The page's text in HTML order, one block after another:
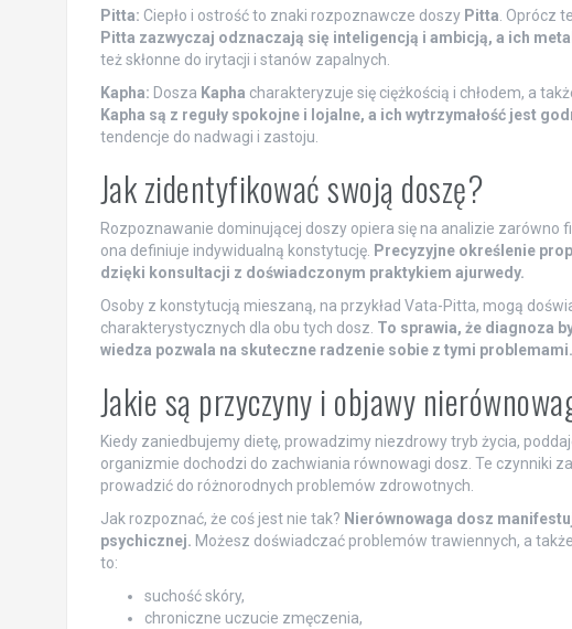
Pitta: Ciepło i ostrość to znaki rozpoznawcze doszy Pitta. Oprócz
Pitta zazwyczaj odznaczają się inteligencją i ambicją, a ich
też skłonne do irytacji i stanów zapalnych.
Kapha: Dosza Kapha charakteryzuje się ciężkością i chłodem, a
Kapha są z reguły spokojne i lojalne, a ich wytrzymałość jest
tendencje do nadwagi i zastoju.
Jak zidentyfikować swoją doszę?
Rozpoznawanie dominującej doszy opiera się na analizie zarówno
ona definiuje indywidualną konstytucję. Precyzyjne określenie
dzięki konsultacji z doświadczonym praktykiem ajurwedy.
Osoby z konstytucją mieszaną, na przykład Vata-Pitta, mogą
charakterystycznych dla obu tych dosz. To sprawia, że diagnoza
wiedza pozwala na skuteczne radzenie sobie z tymi problemami.
Jakie są przyczyny i objawy
Kiedy zaniedbujemy dietę, prowadzimy niezdrowy tryb życia,
organizmie dochodzi do zachwiania równowagi dosz. Te czynniki
prowadzić do różnorodnych problemów zdrowotnych.
Jak rozpoznać, że coś jest nie tak? Nierównowaga dosz
psychicznej. Możesz doświadczać problemów trawiennych, a
to:
suchość skóry,
chroniczne uczucie zmęczenia,